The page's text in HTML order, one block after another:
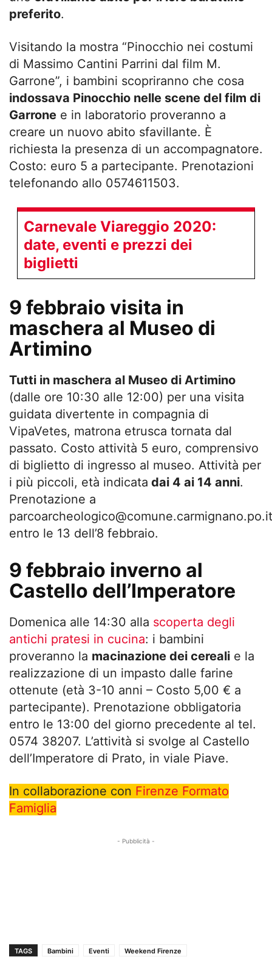
preferito.
Visitando la mostra “Pinocchio nei costumi
di Massimo Cantini Parrini dal film M.
Garrone”, i bambini scopriranno che cosa
indossava Pinocchio nelle scene del film di
Garrone e in laboratorio proveranno a
creare un nuovo abito sfavillante. È
richiesta la presenza di un accompagnatore.
Costo: euro 5 a partecipante. Prenotazioni
telefonando allo 0574611503.
Carnevale Viareggio 2020:
date, eventi e prezzi dei
biglietti
9 febbraio visita in
maschera al Museo di
Artimino
Tutti in maschera al Museo di Artimino
(dalle ore 10:30 alle 12:00) per una visita
guidata divertente in compagnia di
VipaVetes, matrona etrusca tornata dal
passato. Costo attività 5 euro, comprensivo
di biglietto di ingresso al museo. Attività per
i più piccoli, età indicata dai 4 ai 14 anni.
Prenotazione a
parcoarcheologico@comune.carmignano.po.it
entro le 13 dell’8 febbraio.
9 febbraio inverno al
Castello dell’Imperatore
Domenica alle 14:30 alla scoperta degli
antichi pratesi in cucina: i bambini
proveranno la macinazione dei cereali e la
realizzazione di un impasto dalle farine
ottenute (età 3-10 anni – Costo 5,00 € a
partecipante). Prenotazione obbligatoria
entro le 13:00 del giorno precedente al tel.
0574 38207. L’attività si svolge al Castello
dell’Imperatore di Prato, in viale Piave.
In collaborazione con Firenze Formato
Famiglia
- Pubblicità -
TAGS Bambini Eventi Weekend Firenze